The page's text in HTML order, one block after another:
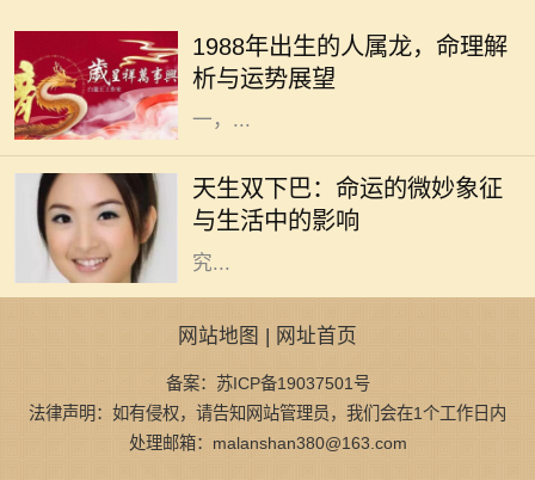
1988年出生的人属龙，命理解
析与运势展望
性格特征和命理意义。1988年出生的
人，生肖属龙。龙作为十二生肖之
一，...
天生双下巴：命运的微妙象征
与生活中的影响
在我们的生活中，外貌常常是人们最
先注意到的特点之一。双下巴，作为
一种常见的面部特征，通常被视作审
美上的“瑕疵”。然而，天生双下巴
究...
网站地图 | 网址首页
备案：苏ICP备19037501号
法律声明：如有侵权，请告知网站管理员，我们会在1个工作日内
处理邮箱：malanshan380@163.com